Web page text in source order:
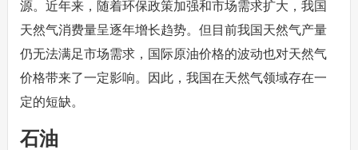
源。近年来，随着环保政策加强和市场需求扩大，我国
天然气消费量呈逐年增长趋势。但目前我国天然气产量
仍无法满足市场需求，国际原油价格的波动也对天然气
价格带来了一定影响。因此，我国在天然气领域存在一
定的短缺。
石油